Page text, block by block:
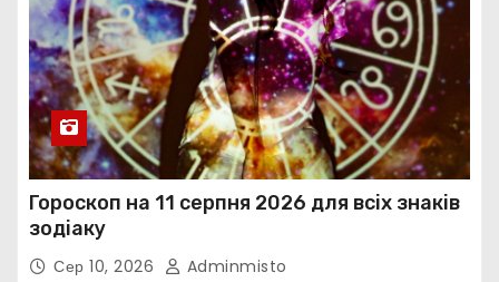
Гороскоп на 11 серпня 2026 для всіх знаків
зодіаку
Сер 10, 2026 Adminmisto